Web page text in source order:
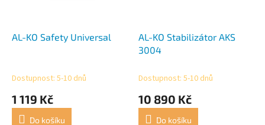
AL-KO Safety Universal
Dostupnost: 5-10 dnů
1 119 Kč
Do košíku
AL-KO Stabilizátor AKS
3004
Dostupnost: 5-10 dnů
10 890 Kč
Do košíku